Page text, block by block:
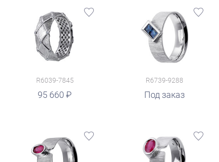
R6039-7845
95 660
R6739-9288
Под заказ